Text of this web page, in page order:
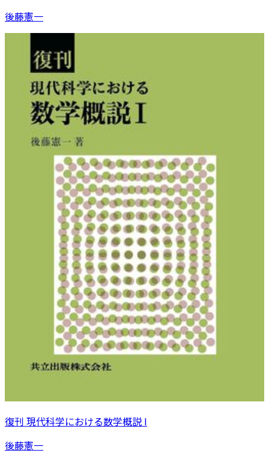
後藤憲一
復刊 現代科学における数学概説 I
後藤憲一